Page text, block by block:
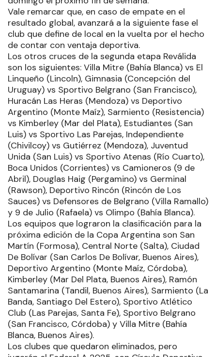
Vale remarcar que, en caso de empate en el
resultado global, avanzará a la siguiente fase el
club que define de local en la vuelta por el hecho
de contar con ventaja deportiva.
Los otros cruces de la segunda etapa Reválida
son los siguientes: Villa Mitre (Bahía Blanca) vs El
Linqueño (Lincoln), Gimnasia (Concepción del
Uruguay) vs Sportivo Belgrano (San Francisco),
Huracán Las Heras (Mendoza) vs Deportivo
Argentino (Monte Maíz), Sarmiento (Resistencia)
vs Kimberley (Mar del Plata), Estudiantes (San
Luis) vs Sportivo Las Parejas, Independiente
(Chivilcoy) vs Gutiérrez (Mendoza), Juventud
Unida (San Luis) vs Sportivo Atenas (Río Cuarto),
Boca Unidos (Corrientes) vs Camioneros (9 de
Abril), Douglas Haig (Pergamino) vs Germinal
(Rawson), Deportivo Rincón (Rincón de Los
Sauces) vs Defensores de Belgrano (Villa Ramallo)
y 9 de Julio (Rafaela) vs Olimpo (Bahía Blanca).
Los equipos que lograron la clasificación para la
próxima edición de la Copa Argentina son San
Martín (Formosa), Central Norte (Salta), Ciudad
De Bolívar (San Carlos De Bolívar, Buenos Aires),
Deportivo Argentino (Monte Maíz, Córdoba),
Kimberley (Mar Del Plata, Buenos Aires), Ramón
Santamarina (Tandil, Buenos Aires), Sarmiento (La
Banda, Santiago Del Estero), Sportivo Atlético
Club (Las Parejas, Santa Fe), Sportivo Belgrano
(San Francisco, Córdoba) y Villa Mitre (Bahía
Blanca, Buenos Aires).
Los clubes que quedaron eliminados, pero